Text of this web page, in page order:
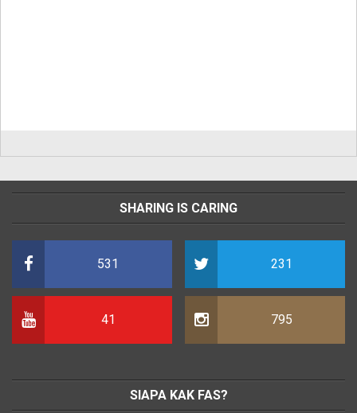
SHARING IS CARING
531 231
41 795
SIAPA KAK FAS?